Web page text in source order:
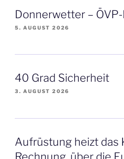
Donnerwetter –
5. AUGUST 2026
40 Grad Sicherheit
3. AUGUST 2026
Aufrüstung heizt das